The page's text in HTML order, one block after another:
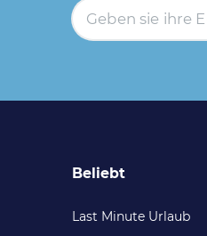
Beliebt
Last Minute Urlaub